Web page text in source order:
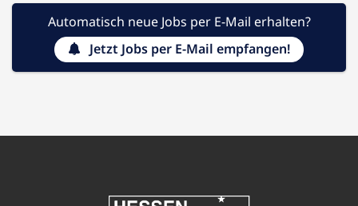
Automatisch neue Jobs per E-Mail erhalten?
Jetzt Jobs per E-Mail empfangen!